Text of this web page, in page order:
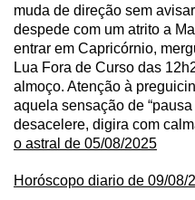
muda de direção sem
despede com um atrito a
entrar em Capricórnio,
Lua Fora de Curso das
almoço. Atenção à
aquela sensação de
desacelere, digira com
o astral de 05/08/2025
Horóscopo diario de 09/08/